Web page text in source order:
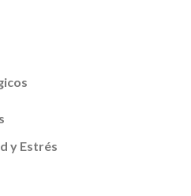
y Estrés